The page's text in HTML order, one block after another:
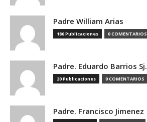
Padre William Arias
186 Publicaciones 0 COMENTARIOS
Padre. Eduardo Barrios Sj.
20 Publicaciones 0 COMENTARIOS
Padre. Francisco Jimenez